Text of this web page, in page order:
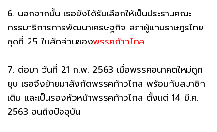
6. นอกจากนั้น เธอยังได้รับเลือกให้เป็นประธานคณะ
กรรมาธิการการพัฒนาเศรษฐกิจ สภาผู้แทนราษฎรไทย
ชุดที่ 25 ในสัดส่วนของพรรคก้าวไกล
7. ต่อมา วันที่ 21 ก.พ. 2563 เมื่อพรรคอนาคตใหม่ถูก
ยุบ เธอจึงย้ายมาสังกัดพรรคก้าวไกล พร้อมกับสมาชิก
เดิม และเป็นรองหัวหน้าพรรคก้าวไกล ตั้งแต่ 14 มี.ค.
2563 จนถึงปัจจุบัน